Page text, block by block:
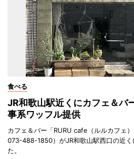
食べる
JR和歌山駅近くにカフェ＆
事系ワッフル提供
カフェ＆バー「RURU cafe（ルルカフェ
073-488-1850）がJR和歌山駅西口の近く
た。